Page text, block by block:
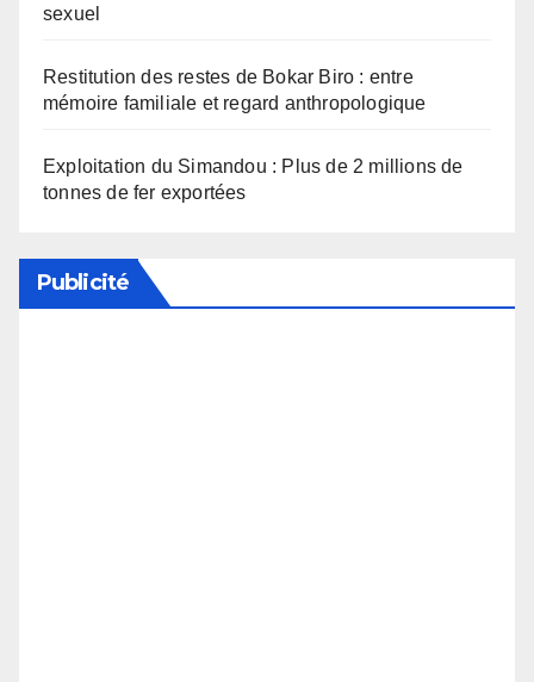
sexuel
Restitution des restes de Bokar Biro : entre
mémoire familiale et regard anthropologique
Exploitation du Simandou : Plus de 2 millions de
tonnes de fer exportées
Publicité